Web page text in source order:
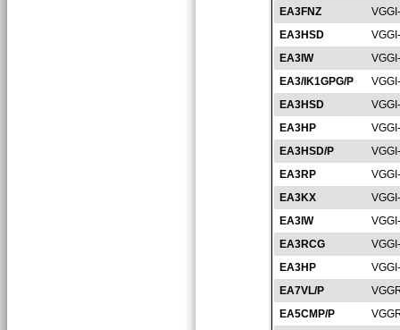
EA3FNZ
EA3HSD
EA3IW
EA3/IK1GPG/P
EA3HSD
EA3HP
EA3HSD/P
EA3RP
EA3KX
EA3IW
EA3RCG
EA3HP
EA7VL/P
EA5CMP/P